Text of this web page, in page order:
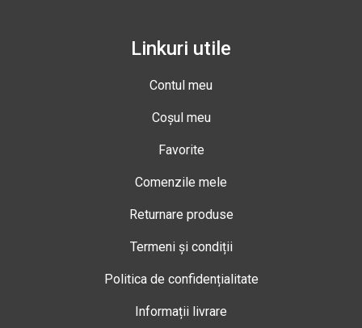
Linkuri utile
Contul meu
Coșul meu
Favorite
Comenzile mele
Returnare produse
Termeni și condiții
Politica de confidențialitate
Informații livrare